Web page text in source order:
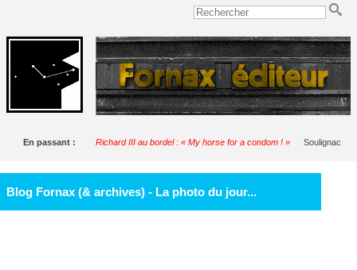
En passant : Richard III au bordel : « My horse for a condom ! » Soulignac
Blog Fornax (& archives) - La photo du jour...